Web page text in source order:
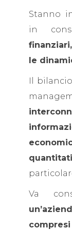
Stanno
in
le
Il
Va